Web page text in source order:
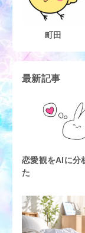
町田
最新記事
恋愛観をAIに分
た